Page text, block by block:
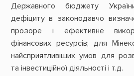
Державного бюджету
дефіциту в законодавчо
прозоре і ефективне
фінансових ресурсів; для
найсприятливіших умов для
та інвестиційної діяльності і т.д.